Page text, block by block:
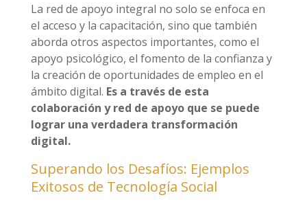
La red de apoyo integral no solo se enfoca en
el acceso y la capacitación, sino que también
aborda otros aspectos importantes, como el
apoyo psicológico, el fomento de la confianza y
la creación de oportunidades de empleo en el
ámbito digital. Es a través de esta
colaboración y red de apoyo que se puede
lograr una verdadera transformación
digital.
Superando los Desafíos: Ejemplos
Exitosos de Tecnología Social